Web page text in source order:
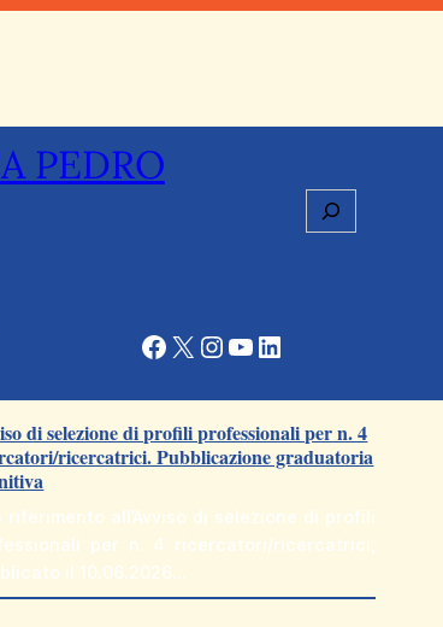
PEDRO
Cerca
Facebook X InstagramYouTube LinkedIn
di selezione di profili professionali per n. 4
ricercatrici. Pubblicazione graduatoria
riferimento all’Avviso di selezione di profili
per n. 4 ricercatori/ricercatrici,
il 10.06.2026…